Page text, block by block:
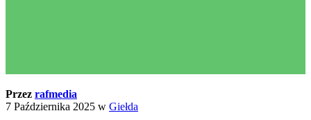
Przez rafmedia
7 Października 2025 w Giełda